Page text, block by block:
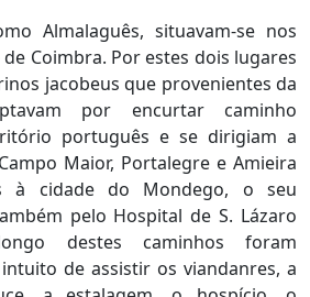
Almalaguês, situavam-se nos
Coimbra. Por estes dois lugares
jacobeus que provenientes da
por encurtar caminho
português e se dirigiam a
Maior, Portalegre e Amieira
à cidade do Mondego, o seu
pelo Hospital de S. Lázaro
destes caminhos foram
de assistir os viandanres, a